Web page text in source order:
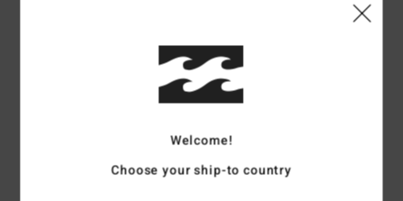
Bonnet à revers Bleu Homme
Code couleur
Adventure Division
60% de polyester recyclé et 40% d'acrylique
Welcome!
Choose your ship-to country